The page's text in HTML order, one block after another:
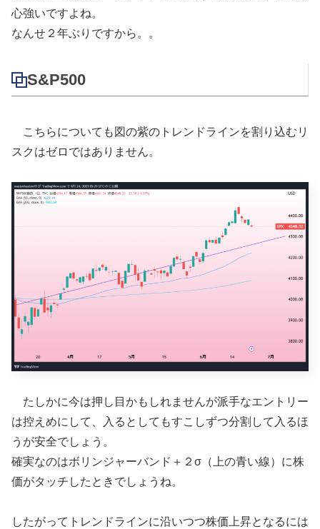
心強いですよね。
なんせ２年ぶりですから。。
S&P500
こちらについても図の紫のトレンドラインを割り込むリ
スクはゼロではありません。
たしかに今は押し目かもしれませんが派手なエントリー
は控えめにして、入るとしてもすこしずつ分割して入るほ
うが安全でしょう。
確実なのはボリンジャーバンド＋２σ（上の青い線）に株
価がタッチしたときでしょうね。
したがってトレンドラインに沿いつつ株価上昇となるには